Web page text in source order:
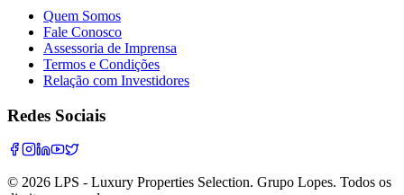
Quem Somos
Fale Conosco
Assessoria de Imprensa
Termos e Condições
Relação com Investidores
Redes Sociais
© 2026 LPS - Luxury Properties Selection. Grupo Lopes. Todos os